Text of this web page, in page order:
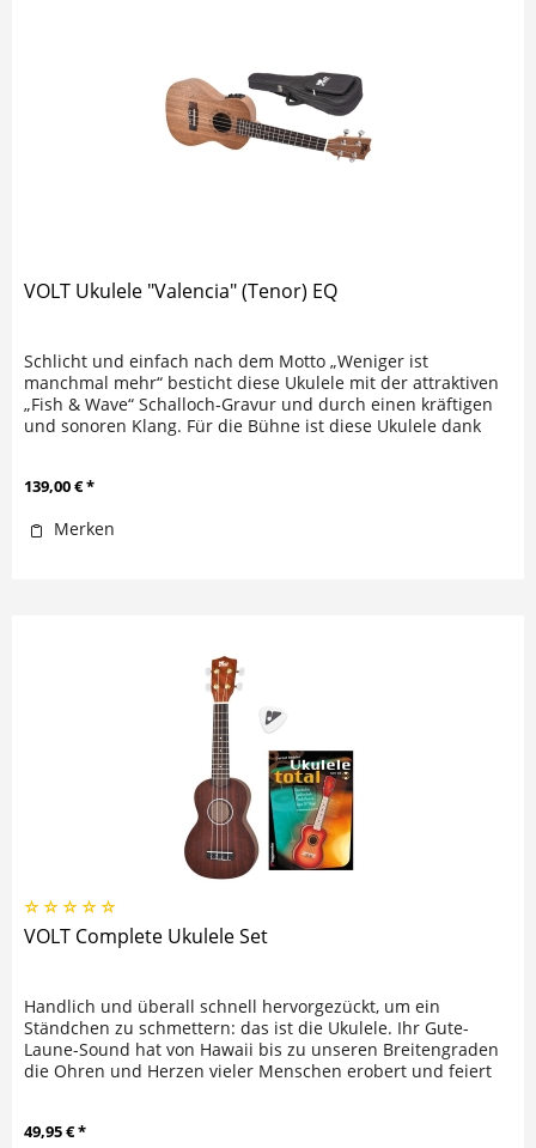
VOLT Ukulele "Valencia" (Tenor) EQ
Schlicht und einfach nach dem Motto „Weniger ist
manchmal mehr“ besticht diese Ukulele mit der attraktiven
„Fish & Wave“ Schalloch-Gravur und durch einen kräftigen
und sonoren Klang. Für die Bühne ist diese Ukulele dank
139,00 € *
Merken
VOLT Complete Ukulele Set
Handlich und überall schnell hervorgezückt, um ein
Ständchen zu schmettern: das ist die Ukulele. Ihr Gute-
Laune-Sound hat von Hawaii bis zu unseren Breitengraden
die Ohren und Herzen vieler Menschen erobert und feiert
49,95 € *